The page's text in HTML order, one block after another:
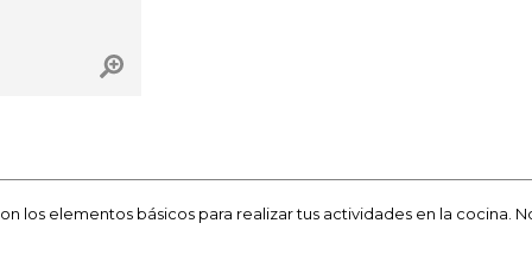
los elementos básicos para realizar tus actividades en la cocina.